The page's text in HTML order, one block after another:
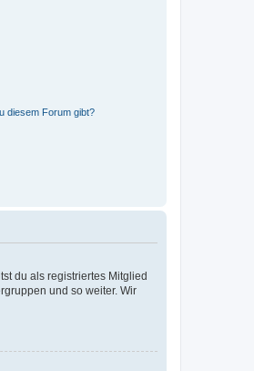
diesem Forum gibt?
du als registriertes Mitglied
und so weiter. Wir